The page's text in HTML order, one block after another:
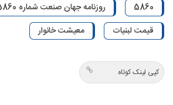
5860 روزنامه جهان صنعت شماره 5860
قیمت لبنیات
معیشت خانوار
کپی لینک کوتاه